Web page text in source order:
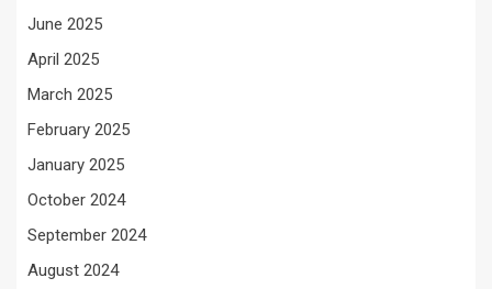
June 2025
April 2025
March 2025
February 2025
January 2025
October 2024
September 2024
August 2024